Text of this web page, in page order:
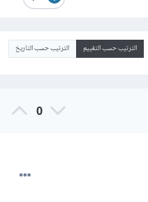
الترتيب حسب التقييم الترتيب حسب التاريخ
0